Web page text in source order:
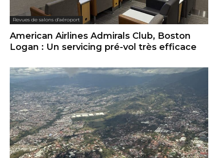
Revues de salons d'aéroport
American Airlines Admirals Club, Boston
Logan : Un servicing pré-vol très efficace